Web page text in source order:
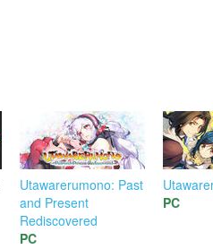
Utawarerumono: Past
and Present
Rediscovered
PC
PC